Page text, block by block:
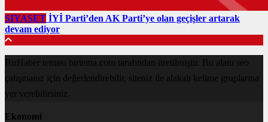
SIYASET İYİ Parti’den AK Parti’ye olan geçişler artarak
devam ediyor
BirHaber teması birtema.com tarafından üretilmiştir. Bu alanı seo
çalışmanız için değerlendirebilir, siteniz ile alakalı kelime gruplarına
yer verebilirsiniz.
Ekonomi